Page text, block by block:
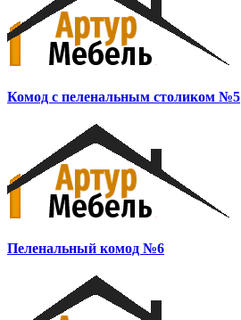
Комод с пеленальным столиком №5
Пеленальный комод №6